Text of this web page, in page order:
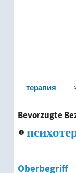
терапия
Bevorzugte
Oberbegriff